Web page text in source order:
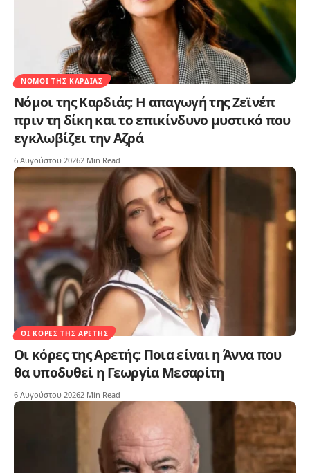
ΝΌΜΟΙ ΤΗΣ ΚΑΡΔΙΆΣ
Νόμοι της Καρδιάς: Η απαγωγή της Ζεϊνέπ
πριν τη δίκη και το επικίνδυνο μυστικό που
εγκλωβίζει την Αζρά
6 Αυγούστου 20262 Min Read
ΟΙ ΚΌΡΕΣ ΤΗΣ ΑΡΕΤΉΣ
Οι κόρες της Αρετής: Ποια είναι η Άννα που
θα υποδυθεί η Γεωργία Μεσαρίτη
6 Αυγούστου 20262 Min Read